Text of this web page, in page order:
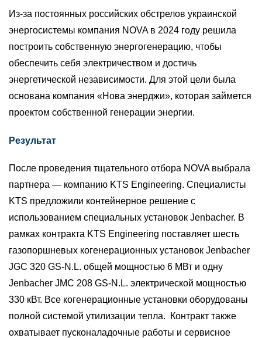
Из-за постоянных российских обстрелов украинской
энергосистемы компания NOVA в 2024 году решила
построить собственную энергогенерацию, чтобы
обеспечить себя электричеством и достичь
энергетической независимости. Для этой цели была
основана компания «Нова энерджи», которая займется
проектом собственной генерации энергии.
Результат
После проведения тщательного отбора NOVA выбрала
партнера — компанию KTS Engineering. Специалисты
KTS предложили контейнерное решение с
использованием специальных установок Jenbacher. В
рамках контракта KTS Engineering поставляет шесть
газопоршневых когенерационных установок Jenbacher
JGC 320 GS-N.L. общей мощностью 6 МВт и одну
Jenbacher JMC 208 GS-N.L. электрической мощностью
330 кВт. Все когенерационные установки оборудованы
полной системой утилизации тепла. Контракт также
охватывает пусконаладочные работы и сервисное